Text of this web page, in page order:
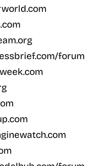
forum